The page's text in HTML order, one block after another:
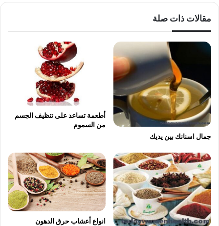
مقالات ذات صلة
جمال اسنانك بين يديك
أطعمة تساعد على تنظيف الجسم
من السموم
انواع أعشاب حرق الدهون